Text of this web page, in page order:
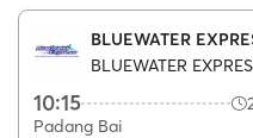
BLUEWATER
BLUEWATER
10:15
Padang Bai